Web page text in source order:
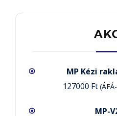
MP Kézi
127000 Ft
MP-